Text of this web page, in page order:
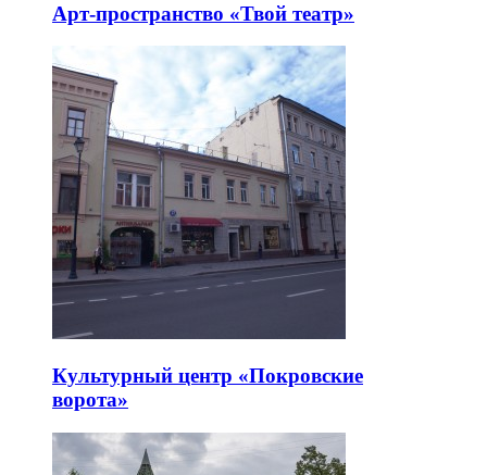
Арт-пространство «Твой театр»
Культурный центр «Покровские
ворота»